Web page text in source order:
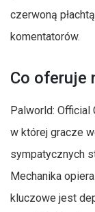
czerwoną
komentatorów.
Co oferuje
Palworld: Official
w której gracze
sympatycznych
Mechanika
kluczowe jest